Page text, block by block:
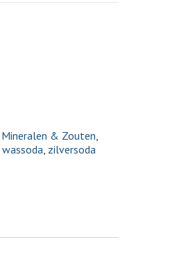
Mineralen & Zouten,
wassoda, zilversoda